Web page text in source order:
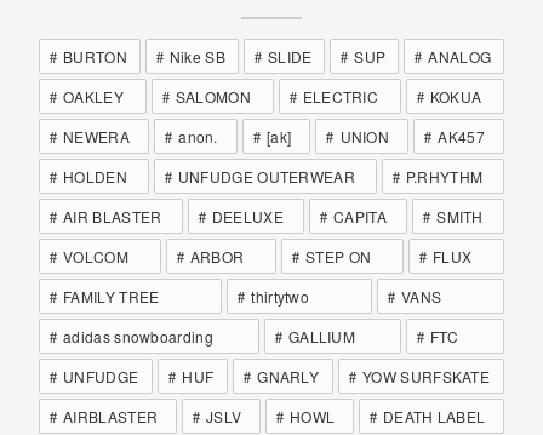
BURTON Nike SB SLIDE SUP
ANALOG
OAKLEY
SALOMON ELECTRIC
KOKUA
NEWERA
anon. [ak] UNION
AK457
HOLDEN
UNFUDGE OUTERWEAR
P.RHYTHM
AIR BLASTER
DEELUXE CAPITA
SMITH
VOLCOM
ARBOR STEP ON
FLUX
FAMILY TREE
thirtytwo
VANS
adidas snowboarding
GALLIUM
FTC
UNFUDGE
HUF GNARLY
YOW SURFSKATE
AIRBLASTER
JSLV HOWL
DEATH LABEL